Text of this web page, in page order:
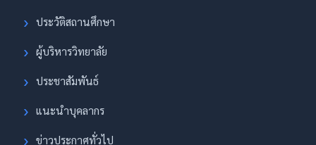
ประวัติสถานศึกษา
ผู้บริหารวิทยาลัย
ประชาสัมพันธ์
แนะนำบุคลากร
ข่าวประกาศทั่วไป